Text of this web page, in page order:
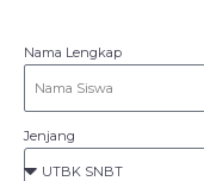
Nama Lengkap
Jenjang